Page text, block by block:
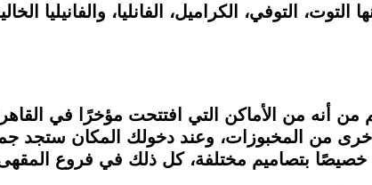
التوت، التوفي، الكراميل، الفانليا، والفانيليا
من أنه من الأماكن التي افتتحت مؤخرًا في
من المخبوزات، وعند دخولك المكان ستجد
خصيصًا بتصاميم مختلفة، كل ذلك في فروع